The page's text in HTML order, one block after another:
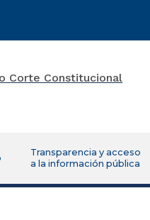
Transparencia y acceso
a la información pública